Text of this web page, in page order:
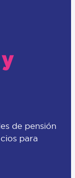
de pensión
para